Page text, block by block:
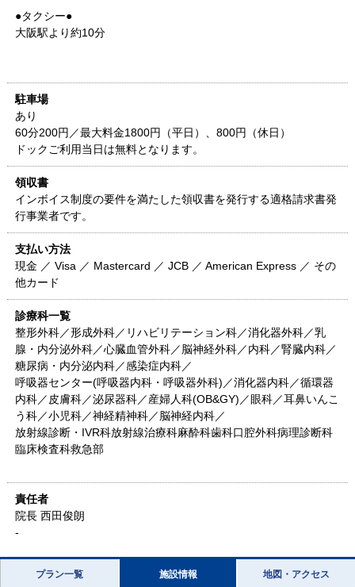
●タクシー●
大阪駅より約10分
駐車場
あり
60分200円／最大料金1800円（平日）、800円（休日）
ドックご利用当日は無料となります。
領収書
インボイス制度の要件を満たした領収書を発行する適格請求書発
行事業者です。
支払い方法
現金 ／ Visa ／ Mastercard ／ JCB ／ American Express ／ その
他カード
診療科一覧
整形外科／形成外科／リハビリテーション科／消化器外科／乳
腺・内分泌外科／心臓血管外科／脳神経外科／内科／腎臓内科／
糖尿病・内分泌内科／感染症内科／
呼吸器センター(呼吸器内科・呼吸器外科)／消化器内科／循環器
内科／皮膚科／泌尿器科／産婦人科(OB&GY)／眼科／耳鼻いんこ
う科／小児科／神経精神科／脳神経内科／
放射線診断・IVR科放射線治療科麻酔科歯科口腔外科病理診断科
臨床検査科救急部
責任者
院長 西田俊朗
-
プラン一覧 施設情報 地図・アクセス